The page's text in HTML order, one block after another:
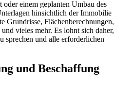
einem geplanten Umbau des
hinsichtlich der Immobilie
Grundrisse, Flächenberechnungen,
vieles mehr. Es lohnt sich daher,
sprechen und alle erforderlichen
und Beschaffung